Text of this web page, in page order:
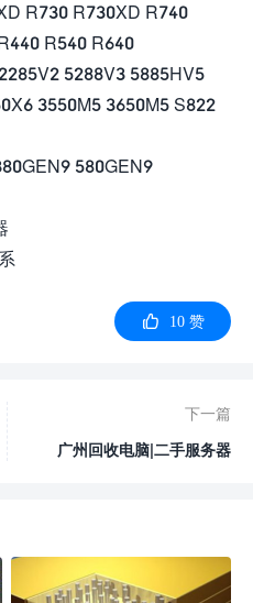
R730 R730XD R740
R540 R640
5288V3 5885HV5
3550M5 3650M5 S822
580GEN9
10 赞
下一篇
广州回收电脑|二手服务器